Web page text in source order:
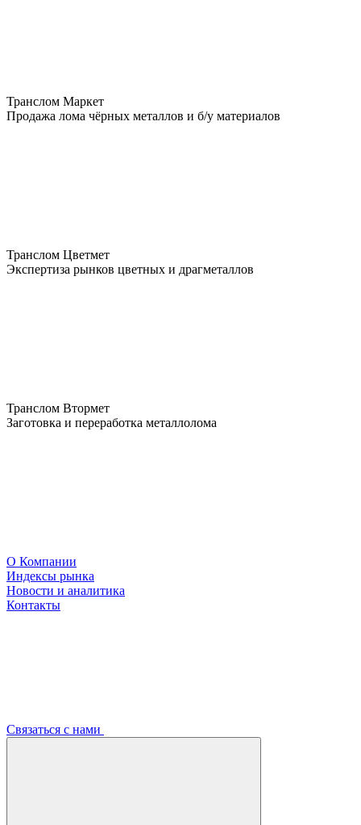
Транслом Маркет
Продажа лома чёрных металлов и б/у материалов
Транслом Цветмет
Экспертиза рынков цветных и драгметаллов
Транслом Втормет
Заготовка и переработка металлолома
О Компании
Индексы рынка
Новости и аналитика
Контакты
Связаться с нами